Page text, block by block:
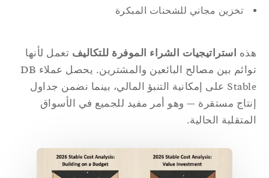
تخزين مجاني للشحنات المبكرة
استراتيجيات الشراء الموفرة للتكاليفتعمل لأنها
توائم بين مصالح البائعين والمشترين. يحصل عملاء DB
Stable على إمكانية التنبؤ المالي، بينما نضمن جداول
مستقرة — وهو أمر مفيد للجميع في الأسواق
الحالية.